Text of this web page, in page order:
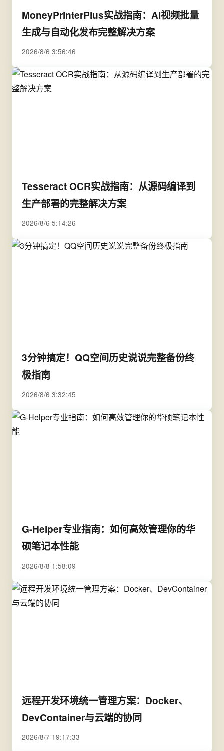
MoneyPrinterPlus实战指南：AI视频批量
生成与自动化发布完整解决方案
2026/8/6 3:56:46
Tesseract OCR实战指南：从源码编译到
生产部署的完整解决方案
2026/8/6 5:14:26
3分钟搞定！QQ空间历史说说完整备份终
极指南
2026/8/6 3:32:45
G-Helper专业指南：如何高效管理你的华
硕笔记本性能
2026/8/8 1:58:09
远程开发环境统一管理方案：Docker、
DevContainer与云端的协同
2026/8/7 19:17:33